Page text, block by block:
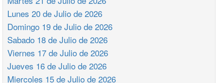
Lunes 20 de Julio de 2026
Domingo 19 de Julio de 2026
Sabado 18 de Julio de 2026
Viernes 17 de Julio de 2026
Jueves 16 de Julio de 2026
Miercoles 15 de Julio de 2026